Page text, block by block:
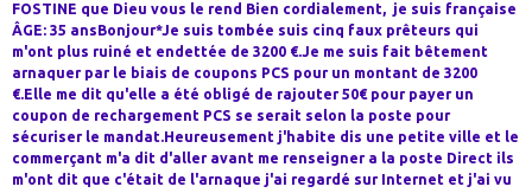
FOSTINE que Dieu vous le rend Bien cordialement, je suis française
ÂGE: 35 ansBonjour*Je suis tombée suis cinq faux prêteurs qui
m'ont plus ruiné et endettée de 3200 €.Je me suis fait bêtement
arnaquer par le biais de coupons PCS pour un montant de 3200
€.Elle me dit qu'elle a été obligé de rajouter 50€ pour payer un
coupon de rechargement PCS se serait selon la poste pour
sécuriser le mandat.Heureusement j'habite dis une petite ville et le
commerçant m'a dit d'aller avant me renseigner a la poste Direct ils
m'ont dit que c'était de l'arnaque j'ai regardé sur Internet et j'ai vu